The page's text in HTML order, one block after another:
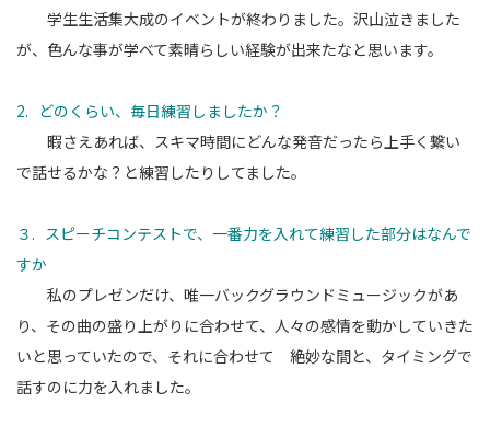
学生生活集大成のイベントが終わりました。沢山泣きました
が、色んな事が学べて素晴らしい経験が出来たなと思います。
2. どのくらい、毎日練習しましたか？
暇さえあれば、スキマ時間にどんな発音だったら上手く繋い
で話せるかな？と練習したりしてました。
３. スピーチコンテストで、一番力を入れて練習した部分はなんで
すか
私のプレゼンだけ、唯一バックグラウンドミュージックがあ
り、その曲の盛り上がりに合わせて、人々の感情を動かしていきた
いと思っていたので、 それに合わせて 絶妙な間と、タイミングで
話すのに力を入れました。